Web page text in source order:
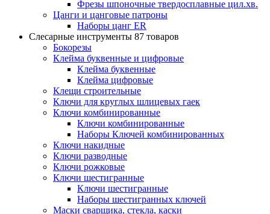
Фрезы шпоночные твердосплавные цил.хв.
Цанги и цанговые патроны
Наборы цанг ER
Слесарные инструменты 87 товаров
Бокорезы
Клейма буквенные и цифровые
Клейма буквенные
Клейма цифровые
Клещи строительные
Ключи для круглых шлицевых гаек
Ключи комбинированные
Ключи комбинированные
Наборы Ключей комбинированных
Ключи накидные
Ключи разводные
Ключи рожковые
Ключи шестигранные
Ключи шестигранные
Наборы шестигранных ключей
Маски сварщика, стекла, каски